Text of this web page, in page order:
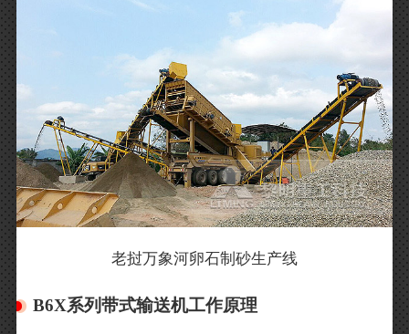
老挝万象河卵石制砂生产线
B6X系列带式输送机工作原理